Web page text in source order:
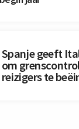
Spanje geeft
om
reizigers te